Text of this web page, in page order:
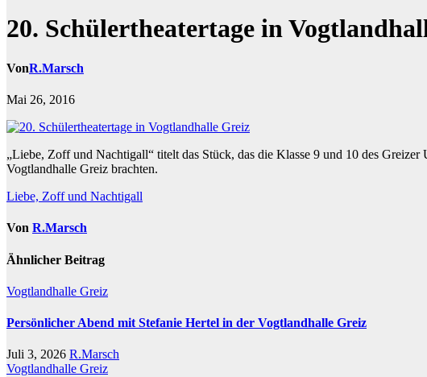
20. Schülertheatertage in
VonR.Marsch
Mai 26, 2016
„Liebe, Zoff und Nachtigall“ titelt das Stück, das die Klasse 9 und 10 des
Vogtlandhalle Greiz brachten.
Beitragsnavigation
Liebe, Zoff und Nachtigall
Von R.Marsch
Ähnlicher Beitrag
Vogtlandhalle Greiz
Persönlicher Abend mit Stefanie Hertel in der Vogtlandhalle Greiz
Juli 3, 2026 R.Marsch
Vogtlandhalle Greiz